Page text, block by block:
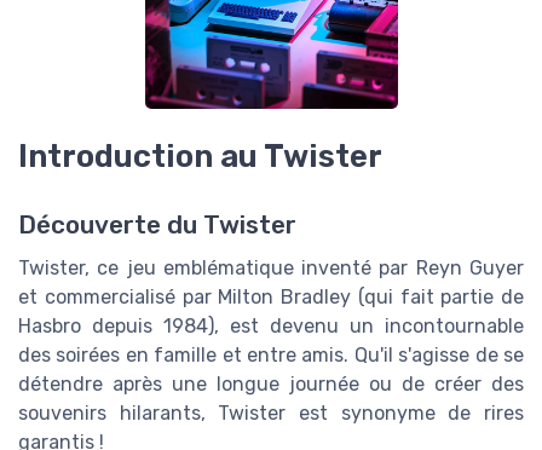
Introduction au Twister
Découverte du Twister
Twister, ce jeu emblématique inventé par Reyn Guyer
et commercialisé par Milton Bradley (qui fait partie de
Hasbro depuis 1984), est devenu un incontournable
des soirées en famille et entre amis. Qu'il s'agisse de se
détendre après une longue journée ou de créer des
souvenirs hilarants, Twister est synonyme de rires
garantis !